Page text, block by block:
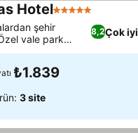
Hotel5 Yıldız
8,2Çok iyi
şehir
vale park
₺1.839
3 site